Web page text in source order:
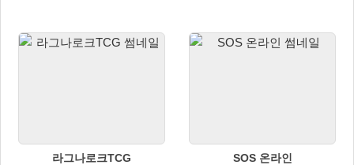
라그나로크TCG SOS 온라인